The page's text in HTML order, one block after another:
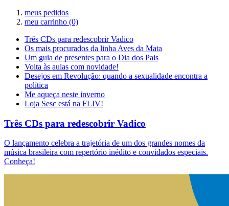
meus pedidos
meu carrinho (0)
Três CDs para redescobrir Vadico
Os mais procurados da linha Aves da Mata
Um guia de presentes para o Dia dos Pais
Volta às aulas com novidade!
Desejos em Revolução: quando a sexualidade encontra a
política
Me aqueça neste inverno
Loja Sesc está na FLIV!
Três CDs para redescobrir Vadico
O lançamento celebra a trajetória de um dos grandes nomes da
música brasileira com repertório inédito e convidados especiais.
Conheça!